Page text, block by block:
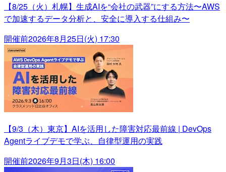
【8/25（火）札幌】生成AIを“会社の武器”にする方法〜AWS
で加速するデータ分析と、安全に導入する仕組み〜
開催前2026年8月25日(火) 17:30
【9/3（木）東京】AIを活用した障害対応最前線 | DevOps
Agentライブデモで学ぶ、自律型運用の実践
開催前2026年9月3日(木) 16:00